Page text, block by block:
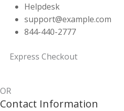
Helpdesk
support@example.com
844-440-2777
Express Checkout
OR
Contact Information